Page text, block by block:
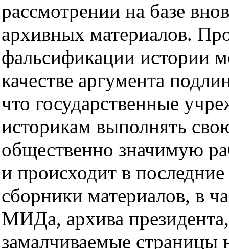
рассмотрении на базе
архивных материалов.
фальсификации истории
качестве аргумента
что государственные
историкам выполнять
общественно значимую
и происходит в
сборники материалов, в
МИДа, архива
замалчиваемые страницы